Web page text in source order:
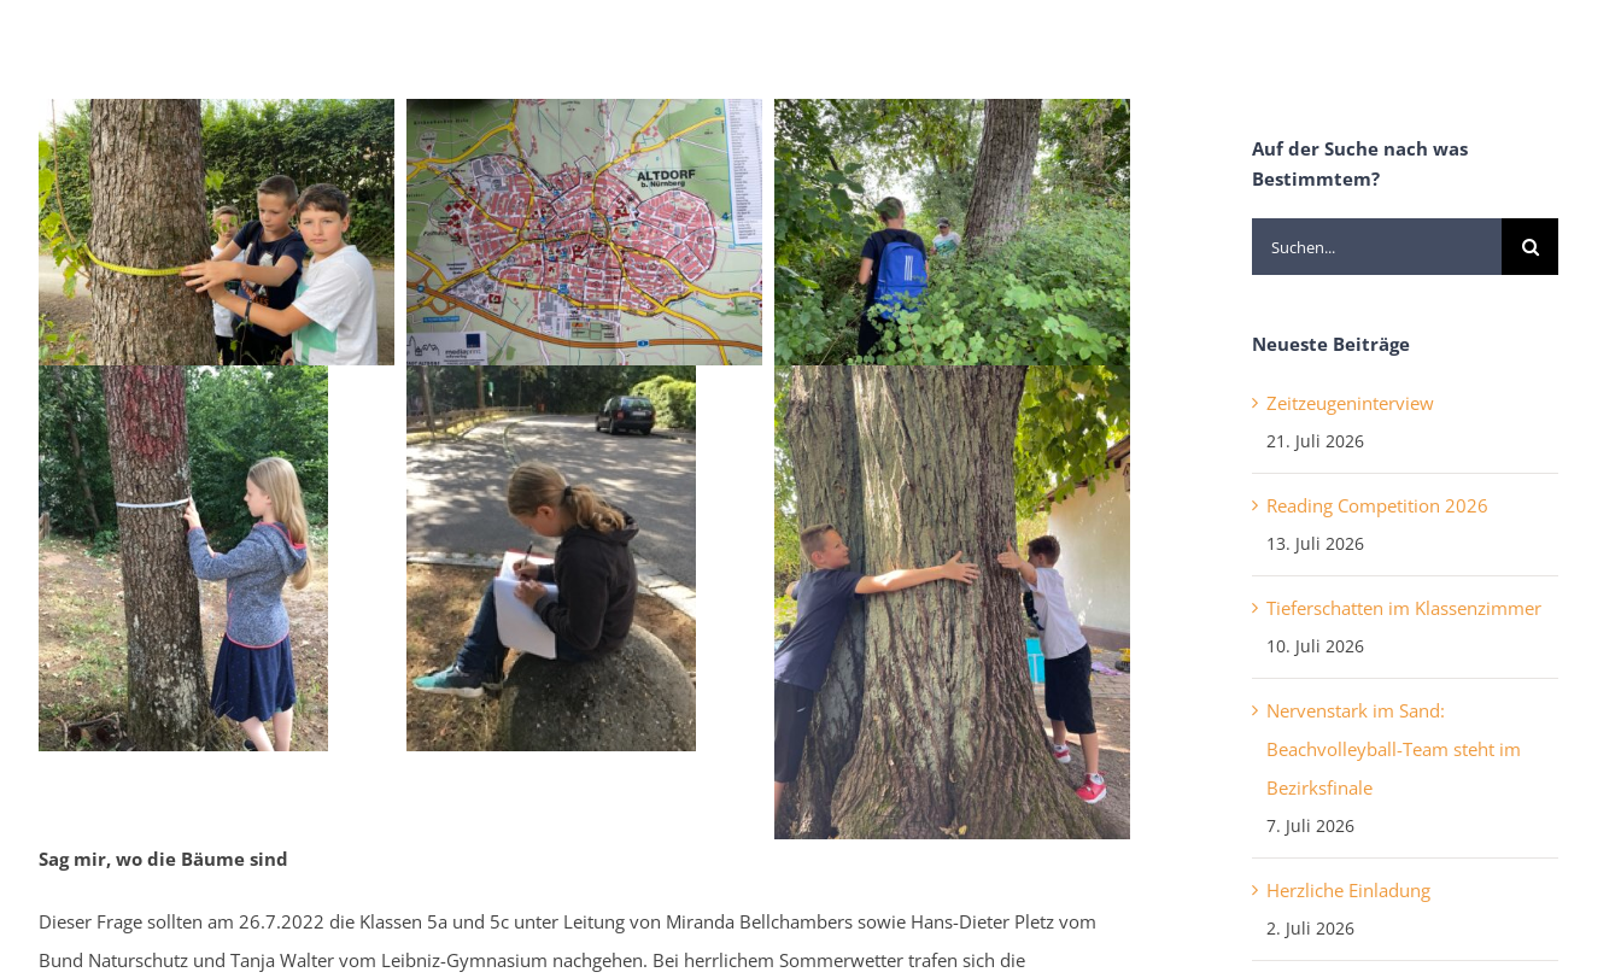
Sag mir, wo die Bäume sind
Dieser Frage sollten am 26.7.2022 die Klassen 5a und 5c unter Leitung von Miranda Bellchambers sowie Hans-Dieter Pletz vom
Bund Naturschutz und Tanja Walter vom Leibniz-Gymnasium nachgehen. Bei herrlichem Sommerwetter trafen sich die
Auf der Suche nach was
Bestimmtem?
Suche
nach:
Neueste Beiträge
Zeitzeugeninterview
21. Juli 2026
Reading Competition 2026
13. Juli 2026
Tieferschatten im Klassenzimmer
10. Juli 2026
Nervenstark im Sand:
Beachvolleyball-Team steht im
Bezirksfinale
7. Juli 2026
Herzliche Einladung
2. Juli 2026